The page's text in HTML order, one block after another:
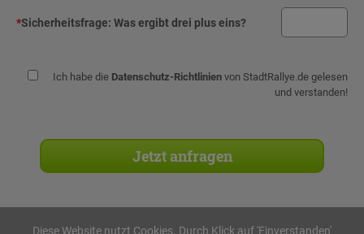
*Sicherheitsfrage: Was ergibt drei plus eins?
Ich habe die Datenschutz-Richtlinien von StadtRallye.de gelesen
und verstanden!
Diese Website nutzt Cookies. Durch Klick auf 'Einverstanden'